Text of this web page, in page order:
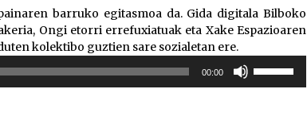
barruko egitasmoa da. Gida digitala Bilboko
Ongi etorri errefuxiatuak eta Xake Espazioaren
kolektibo guztien sare sozialetan ere.
00:00